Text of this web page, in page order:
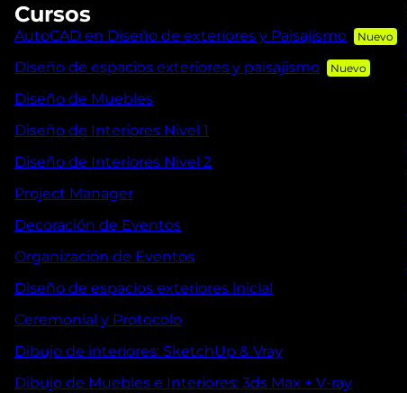
Cursos
AutoCAD en Diseño de exteriores y Paisajismo
Diseño de espacios exteriores y paisajismo
Diseño de Muebles
Diseño de Interiores Nivel 1
Diseño de Interiores Nivel 2
Project Manager
Decoración de Eventos
Organización de Eventos
Diseño de espacios exteriores inicial
Ceremonial y Protocolo
Dibujo de interiores: SketchUp & Vray
Dibujo de Muebles e Interiores: 3ds Max + V-ray